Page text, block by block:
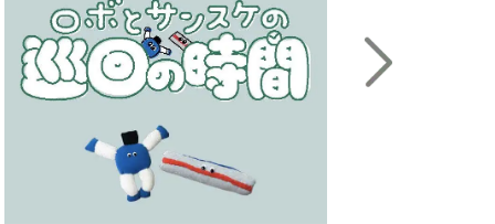
#駆けつけてくれる金子先生
#カッターナイフ#可動式の机は結構頑丈
#カフェオレ#唐揚げ丼は人気メニュー
#カラフルなファイル#カラフルな本棚
#かわいい #観光地
#カンナ工場行ってみたいな
#看板 #学食#学生スタッフ
#学生の真剣な眼差し